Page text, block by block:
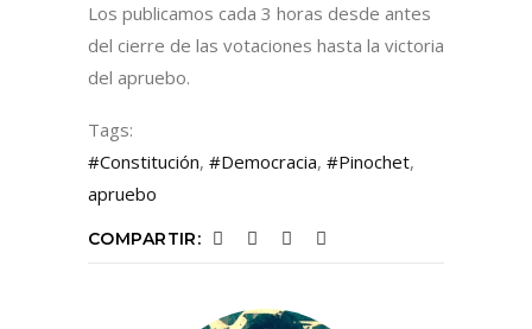
Los publicamos cada 3 horas desde antes
del cierre de las votaciones hasta la victoria
del apruebo.
Tags:
#Constitución, #Democracia, #Pinochet,
apruebo
COMPARTIR: